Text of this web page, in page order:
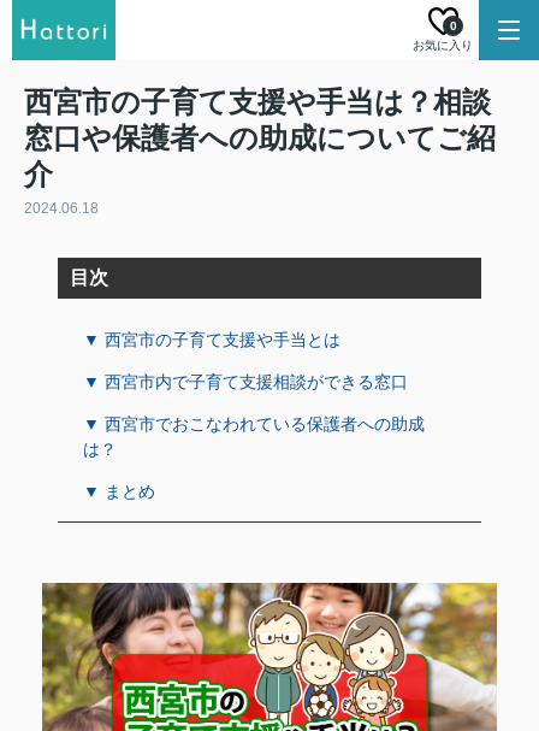
お気に入り
0
西宮市の子育て支援や手当は？相談
窓口や保護者への助成についてご紹
介
2024.06.18
目次
▼ 西宮市の子育て支援や手当とは
▼ 西宮市内で子育て支援相談ができる窓口
▼ 西宮市でおこなわれている保護者への助成
は？
▼ まとめ